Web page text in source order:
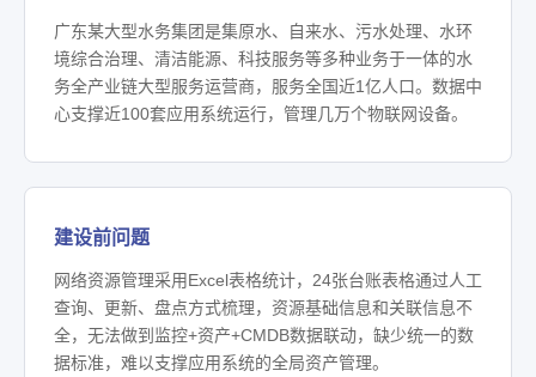
广东某大型水务集团是集原水、自来水、污水处理、水环
境综合治理、清洁能源、科技服务等多种业务于一体的水
务全产业链大型服务运营商，服务全国近1亿人口。数据中
心支撑近100套应用系统运行，管理几万个物联网设备。
建设前问题
网络资源管理采用Excel表格统计，24张台账表格通过人工
查询、更新、盘点方式梳理，资源基础信息和关联信息不
全，无法做到监控+资产+CMDB数据联动，缺少统一的数
据标准，难以支撑应用系统的全局资产管理。